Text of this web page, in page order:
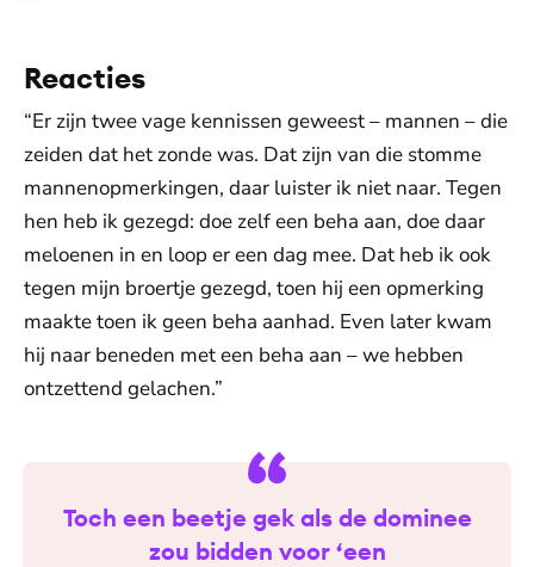
Reacties
“Er zijn twee vage kennissen geweest – mannen – die
zeiden dat het zonde was. Dat zijn van die stomme
mannenopmerkingen, daar luister ik niet naar. Tegen
hen heb ik gezegd: doe zelf een beha aan, doe daar
meloenen in en loop er een dag mee. Dat heb ik ook
tegen mijn broertje gezegd, toen hij een opmerking
maakte toen ik geen beha aanhad. Even later kwam
hij naar beneden met een beha aan – we hebben
ontzettend gelachen.”
Toch een beetje gek als de dominee
zou bidden voor ‘een